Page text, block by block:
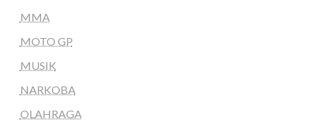
MMA
MOTO GP
MUSIK
NARKOBA
OLAHRAGA